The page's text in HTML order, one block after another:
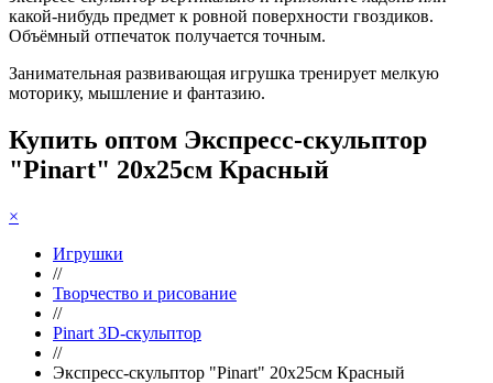
какой-нибудь предмет к ровной поверхности гвоздиков.
Объёмный отпечаток получается точным.
Занимательная развивающая игрушка тренирует мелкую
моторику, мышление и фантазию.
Купить оптом Экспресс-скульптор
"Pinart" 20х25см Красный
×
Игрушки
//
Творчество и рисование
//
Pinart 3D-скульптор
//
Экспресс-скульптор "Pinart" 20х25см Красный